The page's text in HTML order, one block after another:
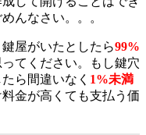
んなさい。。。
屋がいたとしたら99%
てください。もし鍵穴
ら間違いなく 1%未満
金が高くても支払う価